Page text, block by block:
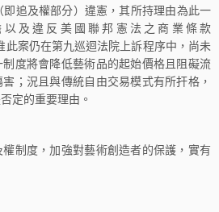
追及權部分）違憲，其所持理由為此一
及違反美國聯邦憲法之商業條款
此案仍在第九巡迴法院上訴程序中，尚未
度將會降低藝術品的起始價格且阻礙流
；況且與傳統自由交易模式有所扞格，
定的重要理由。
度，加強對藝術創造者的保護，實有